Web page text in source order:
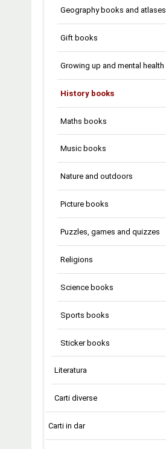
Geography books and atlases
Gift books
Growing up and mental health
History books
Maths books
Music books
Nature and outdoors
Picture books
Puzzles, games and quizzes
Religions
Science books
Sports books
Sticker books
Literatura
Carti diverse
Carti in dar